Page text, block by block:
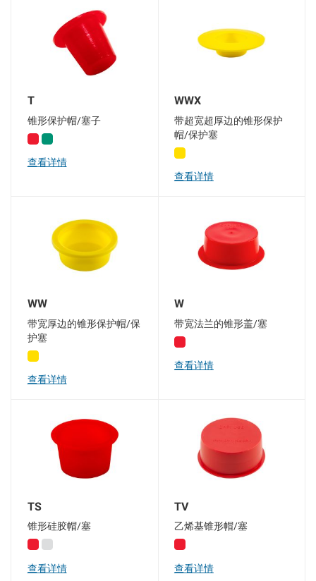
T
锥形保护帽/塞子
查看详情
WWX
带超宽超厚边的锥形保护
帽/保护塞
查看详情
WW
带宽厚边的锥形保护帽/保
护塞
查看详情
W
带宽法兰的锥形盖/塞
查看详情
TS
锥形硅胶帽/塞
查看详情
TV
乙烯基锥形帽/塞
查看详情